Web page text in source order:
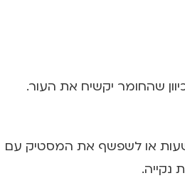
שהחומר יקשיח את העור.
שעות או לשפשף את המסטיק עם
נקייה.